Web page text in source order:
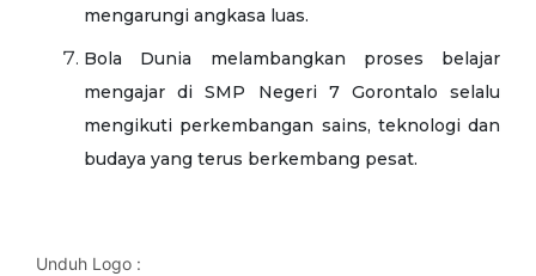
mengarungi angkasa luas.
Bola Dunia melambangkan proses belajar
mengajar di SMP Negeri 7 Gorontalo selalu
mengikuti perkembangan sains, teknologi dan
budaya yang terus berkembang pesat.
Unduh Logo :